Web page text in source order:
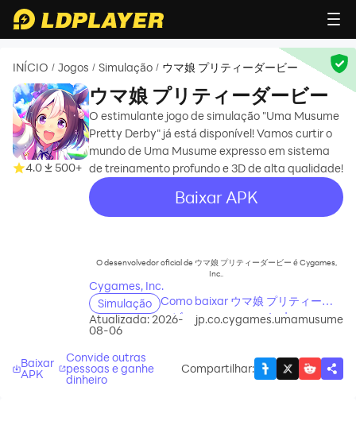
INÍCIO / Jogos / Simulação / ウマ娘 プリティーダービー
4.0 500+
ウマ娘 プリティーダービー
O estimulante jogo de simulação "Uma Musume
Pretty Derby" já está disponível! Vamos curtir o
mundo de Uma Musume expresso em sistema
de treinamento profundo e 3D de alta qualidade!
Baixar APK
recommend
O desenvolvedor oficial de ウマ娘 プリティーダービー é Cygames,
Inc..
Cygames, Inc.
Simulação
Como baixar ウマ娘 プリティーダ
ービー no seu computador
Atualizada: 2026-
08-06
jp.co.cygames.umamusume
Baixar
APK
Convide outras
pessoas e ganhe
dinheiro
Compartilhar: